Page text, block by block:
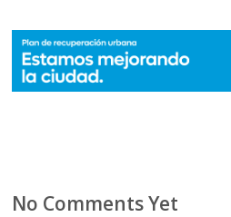
No Comments Yet